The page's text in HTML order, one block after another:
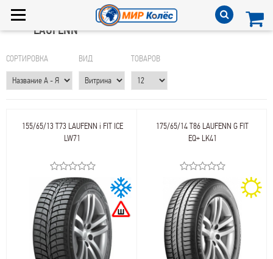
LAUFENN
СОРТИРОВКА ВИД ТОВАРОВ
155/65/13 T73 LAUFENN i FIT ICE
LW71
175/65/14 T86 LAUFENN G FIT
EQ+ LK41